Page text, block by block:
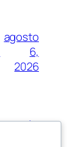
agosto
6,
2026
agosto